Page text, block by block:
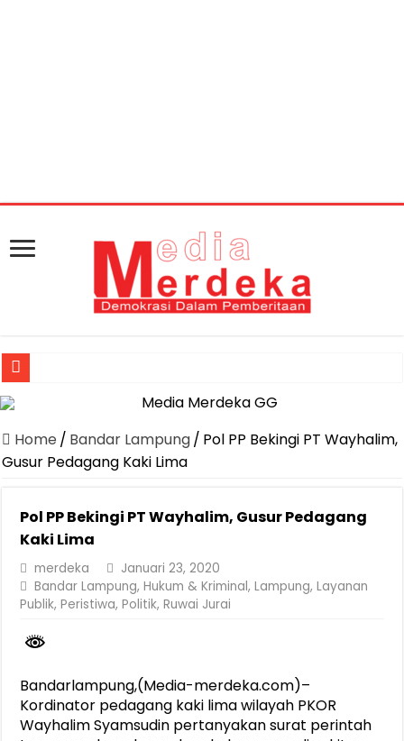
Jasa Raharja Serahkan Santunan kepada Ahli Waris Korban
Dirut Jasa Raharja Dampingi Wamenhub Tinjau Penanganan
Pastikan Pelayanan Maksimal, Direksi Jasa Raharja Tinjau Korban
Jasa Raharja Jamin Seluruh Korban Kebakaran KM Mutiara
Berkontribusi terhadap Keselamatan dan Mobilitas Masyarakat,
Jasa Raharja dan Korlantas Polri Ajak Masyarakat Akhiri Lawan
FLLAJ Kabupaten Tanggamus Perkuat Sinergi Keselamatan Lalu
Home / Bandar Lampung/ Pol PP Bekingi PT Wayhalim,
Gusur Pedagang Kaki Lima
Pol PP Bekingi PT Wayhalim, Gusur Pedagang
Kaki Lima
merdeka
Januari 23, 2020
Bandar Lampung,Hukum & Kriminal,Lampung,Layanan
Publik,Peristiwa,Politik,Ruwai Jurai
Bandarlampung,(Media-merdeka.com)–
Kordinator pedagang kaki lima wilayah PKOR
Wayhalim Syamsudin pertanyakan surat perintah